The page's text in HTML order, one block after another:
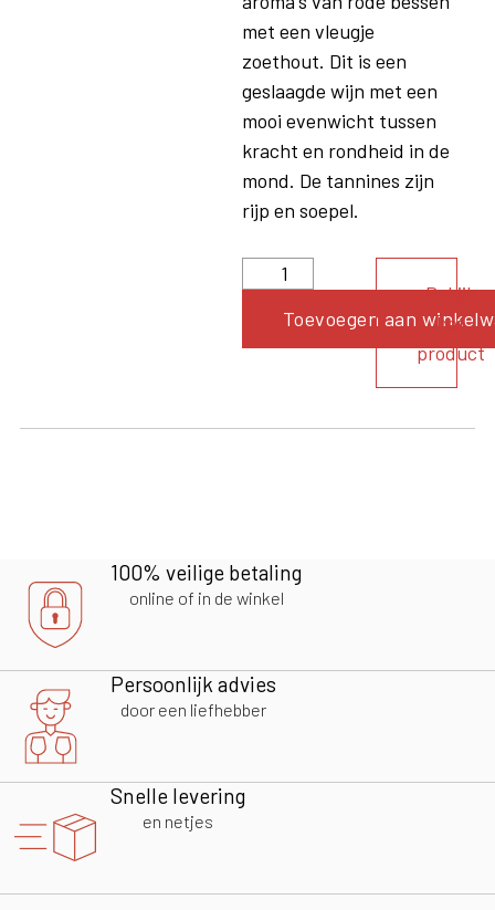
met een vleugje
zoethout. Dit is een
geslaagde wijn met een
mooi evenwicht tussen
kracht en rondheid in de
mond. De tannines zijn
rijp en soepel.
Toevoegen aan
Bekijk
het
product
100% veilige betaling
online of in de winkel
Persoonlijk advies
door een liefhebber
Snelle levering
en netjes